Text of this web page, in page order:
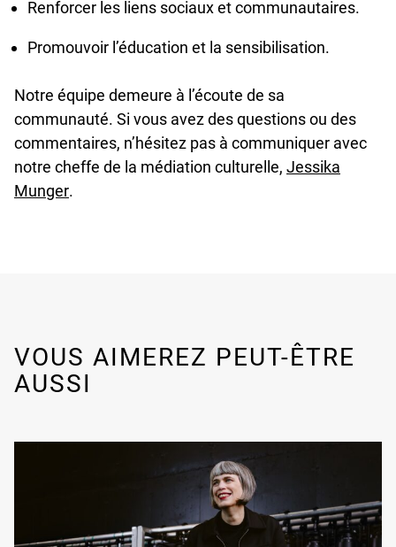
Renforcer les liens sociaux et communautaires.
Promouvoir l’éducation et la sensibilisation.
Notre équipe demeure à l’écoute de sa
communauté. Si vous avez des questions ou des
commentaires, n’hésitez pas à communiquer avec
notre cheffe de la médiation culturelle, Jessika
Mungerundefined
.
VOUS AIMEREZ PEUT-ÊTRE
AUSSI